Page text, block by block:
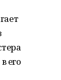
его